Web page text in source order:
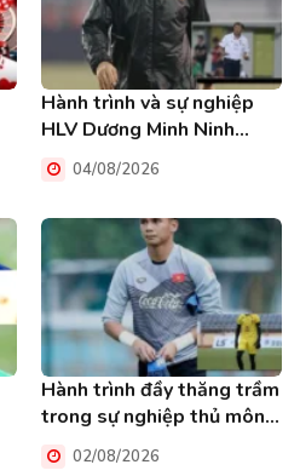
Hành trình và sự nghiệp
HLV Dương Minh Ninh
người cận vệ trung thành
HAGL04/08/2026
Hành trình đầy thăng trầm
trong sự nghiệp thủ môn
Phạm Văn Cường
02/08/2026